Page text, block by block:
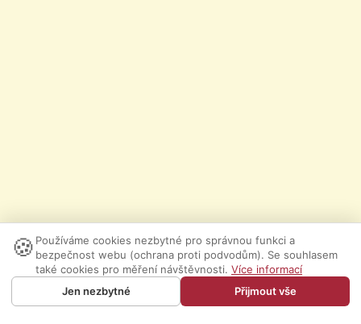
🍪 Používáme cookies nezbytné pro správnou funkci a
bezpečnost webu (ochrana proti podvodům). Se souhlasem
také cookies pro měření návštěvnosti. Více informací
Jen nezbytné
Přijmout vše